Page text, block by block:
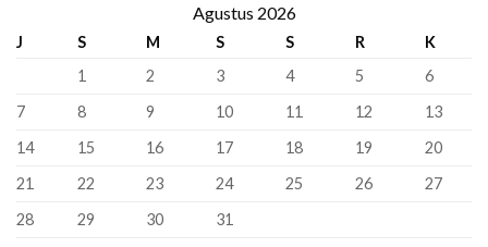
Dunia!
Kursi
Baru
388
Siswa
Kelas
SMAN
Bandung
Lulus
100%
Agustus 2026
J S M S S R
K
1
2 3 4 5
6
7
8 9 10 11 12
13
14
15 16 17 18 19
20
21
22 23 24 25 26
27
28
29 30 31